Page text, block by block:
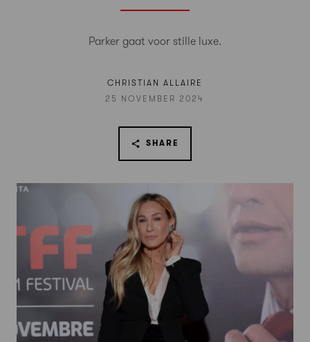
Parker gaat voor stille luxe.
CHRISTIAN ALLAIRE
25 NOVEMBER 2024
SHARE